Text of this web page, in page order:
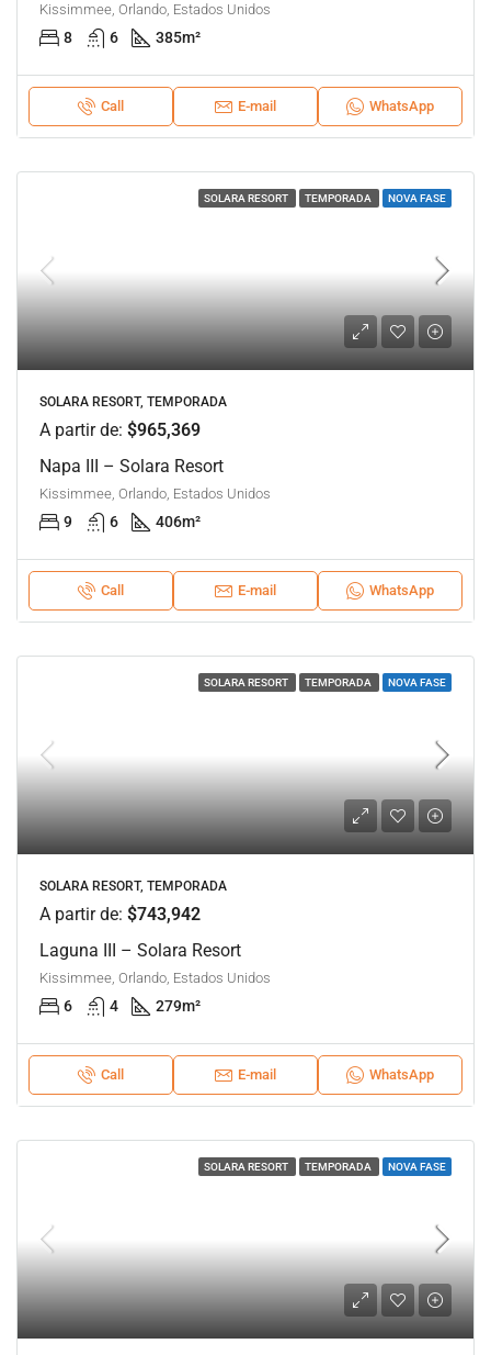
Kissimmee, Orlando, Estados Unidos
8 6 385m²
Call E-mail WhatsApp
SOLARA RESORT TEMPORADA NOVA FASE
SOLARA RESORT, TEMPORADA
A partir de: $965,369
Napa III – Solara Resort
Kissimmee, Orlando, Estados Unidos
9 6 406m²
Call E-mail WhatsApp
SOLARA RESORT TEMPORADA NOVA FASE
SOLARA RESORT, TEMPORADA
A partir de: $743,942
Laguna III – Solara Resort
Kissimmee, Orlando, Estados Unidos
6 4 279m²
Call E-mail WhatsApp
SOLARA RESORT TEMPORADA NOVA FASE